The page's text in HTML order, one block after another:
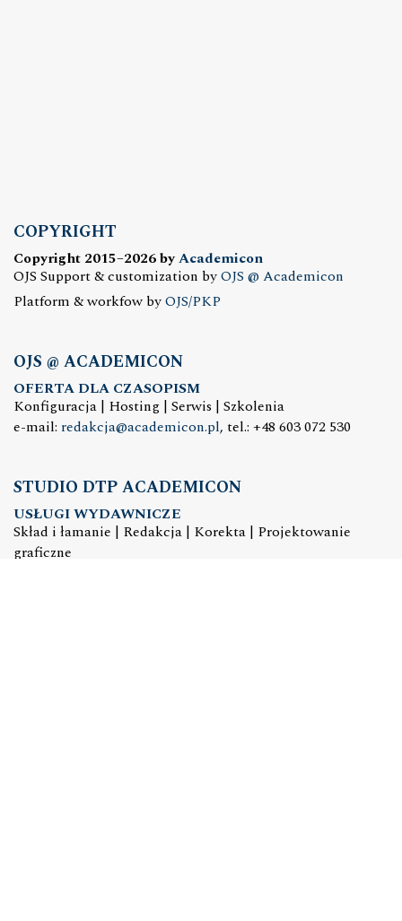
COPYRIGHT
Copyright 2015–2026 byAcademicon
OJS Support & customization byOJS @ Academicon
Platform & workfow byOJS/PKP
OJS @ ACADEMICON
OFERTA DLA CZASOPISM
Konfiguracja | Hosting | Serwis | Szkolenia
e-mail: redakcja@academicon.pl, tel.: +48 603 072 530
STUDIO DTP ACADEMICON
USŁUGI WYDAWNICZE
Skład i łamanie | Redakcja | Korekta | Projektowanie
graficzne